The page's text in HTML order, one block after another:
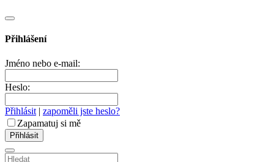
Přihlášení
Jméno nebo e-mail:
Heslo:
Přihlásit | zapoměli jste heslo?
Zapamatuj si mě